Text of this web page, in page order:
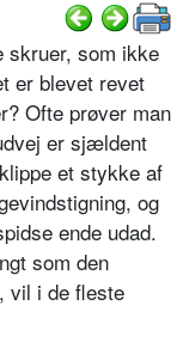
skruer, som ikke
er blevet revet
Ofte prøver man
er sjældent
et stykke af
og
ende udad.
som den
vil i de fleste